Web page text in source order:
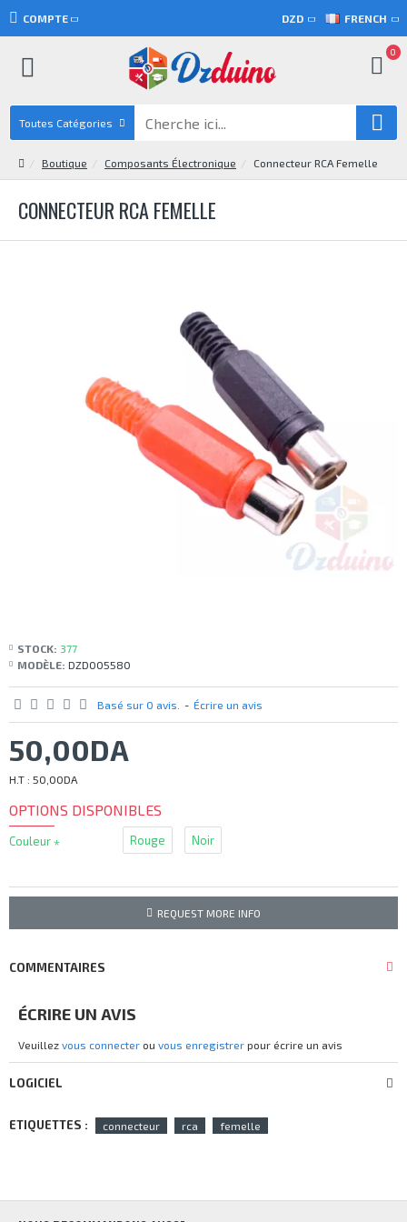
COMPTE DZD FRENCH
0
Toutes Catégories
Boutique Composants Électronique Connecteur RCA Femelle
CONNECTEUR RCA FEMELLE
STOCK: 377
MODÈLE: DZD005580
Basé sur 0 avis. - Écrire un avis
50,00DA
H.T : 50,00DA
OPTIONS DISPONIBLES
Couleur Rouge Noir
REQUEST MORE INFO
COMMENTAIRES
ÉCRIRE UN AVIS
Veuillez vous connecter ou vous enregistrer pour écrire un avis
LOGICIEL
ETIQUETTES : connecteur rca femelle